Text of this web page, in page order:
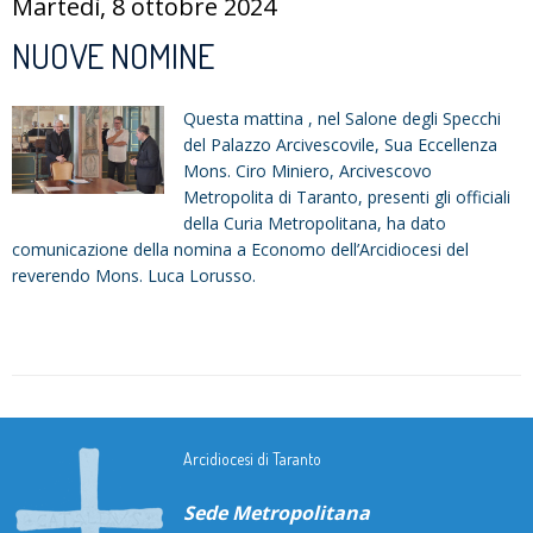
NUOVE NOMINE
Questa mattina , nel Salone degli Specchi
del Palazzo Arcivescovile, Sua Eccellenza
Mons. Ciro Miniero, Arcivescovo
Metropolita di Taranto, presenti gli officiali
della Curia Metropolitana, ha dato
comunicazione della nomina a Economo dell’Arcidiocesi del
reverendo Mons. Luca Lorusso.
Arcidiocesi di Taranto
Sede Metropolitana